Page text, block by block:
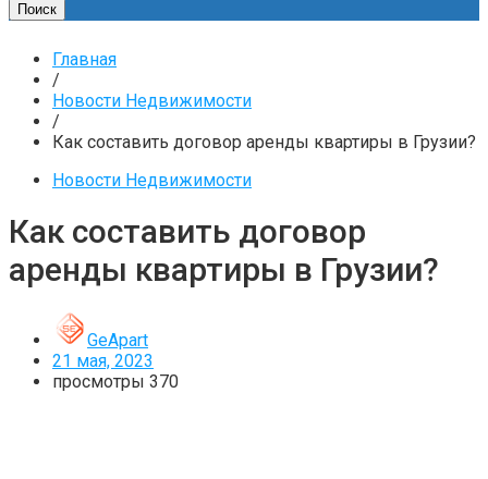
Поиск
Главная
/
Новости Недвижимости
/
Как составить договор аренды квартиры в Грузии?
Новости Недвижимости
Как составить договор
аренды квартиры в Грузии?
GeApart
21 мая, 2023
просмотры 370